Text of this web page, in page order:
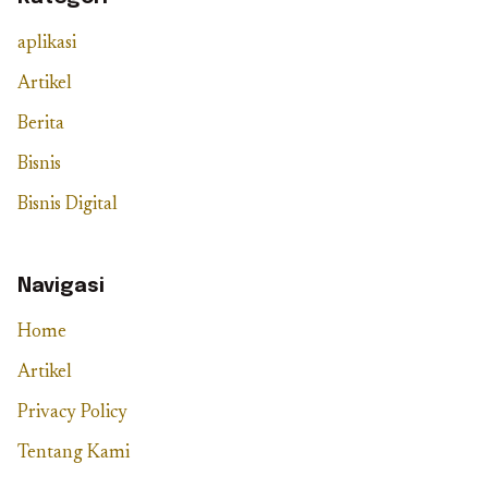
aplikasi
Artikel
Berita
Bisnis
Bisnis Digital
Navigasi
Home
Artikel
Privacy Policy
Tentang Kami